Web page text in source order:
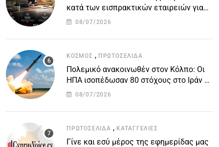
κατά των εισπρακτικών εταιρειών για
την προστασία των δανειοληπτών
08/07/2026
ΚΌΣΜΟΣ , ΠΡΩΤΟΣΈΛΙΔΑ
Πολεμικό ανακοινωθέν στον Κόλπο: Οι
ΗΠΑ ισοπέδωσαν 80 στόχους στο Ιράν –
Μπαράζ επιθέσεων σε αμερικανικές
08/07/2026
ΠΡΩΤΟΣΈΛΙΔΑ , ΚΑΤΑΓΓΕΛΙΕΣ
Γίνε και εσύ μέρος της εφημερίδας μας